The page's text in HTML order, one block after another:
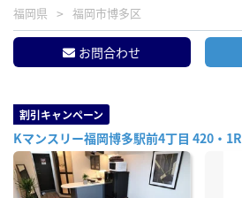
福岡県 福岡市博多区
お問合わせ
割引キャンペーン
Kマンスリー福岡博多駅前4丁目 420・